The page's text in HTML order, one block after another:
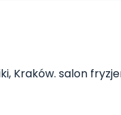
Kraków. salon